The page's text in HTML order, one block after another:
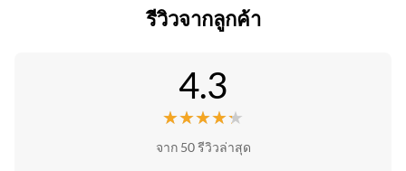
รีวิวจากลูกค้า
4.3
★★★★★
★★★★★
จาก 50 รีวิวล่าสุด